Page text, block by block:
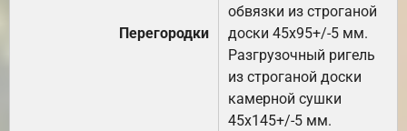
Перегородки
обвязки из строганой
доски 45х95+/-5 мм.
Разгрузочный ригель
из строганой доски
камерной сушки
45х145+/-5 мм.